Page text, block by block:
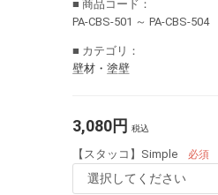
■ 商品コード：
PA-CBS-501 ～ PA-CBS-504
■ カテゴリ：
壁材・塗壁
3,080円 税込
【スタッコ】Simple 必須